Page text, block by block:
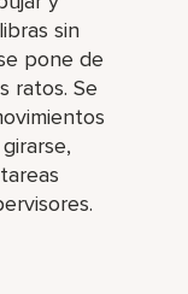
sin
pone de
ratos. Se